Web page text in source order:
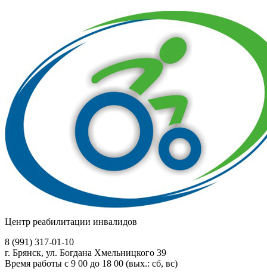
Центр реабилитации инвалидов
8 (991) 317-01-10
г. Брянск, ул. Богдана Хмельницкого 39
Время работы с 9 00 до 18 00 (вых.: сб, вс)